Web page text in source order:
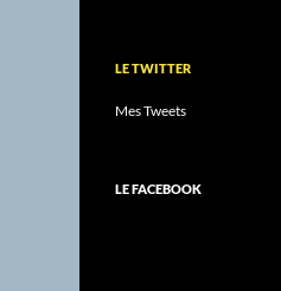
LE TWITTER
Mes Tweets
LE FACEBOOK